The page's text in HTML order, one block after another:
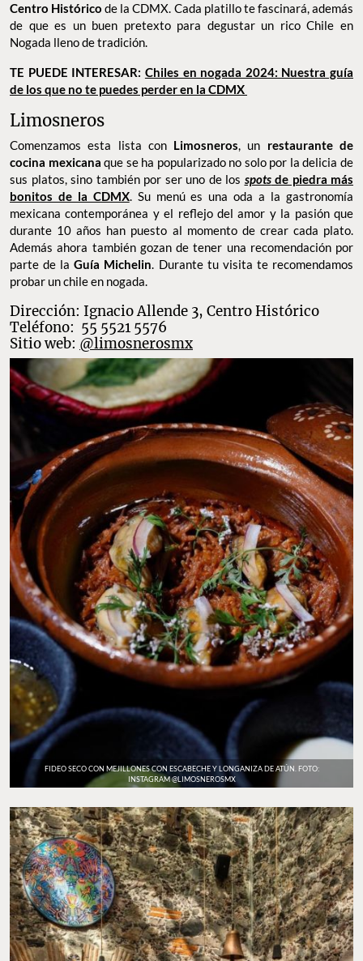
Centro Histórico de la CDMX. Cada platillo te fascinará, además
de que es un buen pretexto para degustar un rico Chile en
Nogada lleno de tradición.
TE PUEDE INTERESAR: Chiles en nogada 2024: Nuestra guía
de los que no te puedes perder en la CDMX
Limosneros
Comenzamos esta lista con Limosneros, un restaurante de
cocina mexicanaque se ha popularizado no solo por la delicia de
sus platos, sino también por ser uno de los spotsde piedra más
bonitos de la CDMX. Su menú es una oda a la gastronomía
mexicana contemporánea y el reflejo del amor y la pasión que
durante 10 años han puesto al momento de crear cada plato.
Además ahora también gozan de tener una recomendación por
parte de laGuía Michelin. Durante tu visita te recomendamos
probar un chile en nogada.
Dirección: Ignacio Allende 3, Centro Histórico
Teléfono: 55 5521 5576
Sitio web: @limosnerosmx
FIDEO SECO CON MEJILLONES CON ESCABECHE Y LONGANIZA DE ATÚN. FOTO:
INSTAGRAM @LIMOSNEROSMX